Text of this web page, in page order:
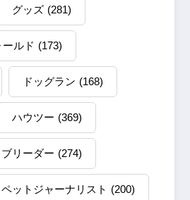
グッズ (281)
ルド (173)
ドッグラン (168)
ハウツー (369)
ブリーダー (274)
ペットジャーナリスト (200)